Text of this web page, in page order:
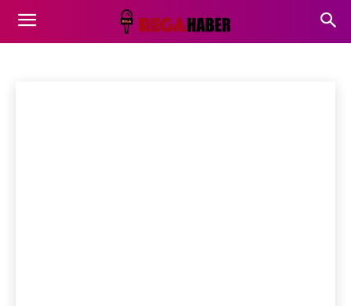
YEMEK TARIFLERI